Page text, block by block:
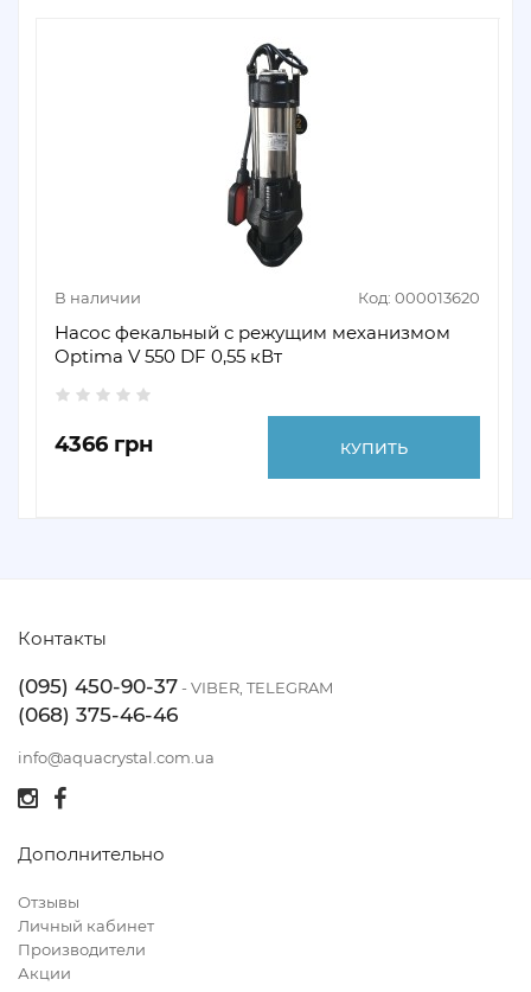
В наличии Код: 000013620
Насос фекальный с режущим механизмом
Optima V 550 DF 0,55 кВт
4366 грн КУПИТЬ
Контакты
(095) 450-90-37- VIBER, TELEGRAM
(068) 375-46-46
info@aquacrystal.com.ua
Дополнительно
Отзывы
Личный кабинет
Производители
Акции